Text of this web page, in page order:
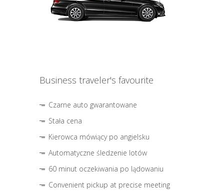
Business traveler's favourite
Czarne auto gwarantowane
Stała cena
Kierowca mówiący po angielsku
Automatyczne śledzenie lotów
60 minut oczekiwania po lądowaniu
Convenient pickup at precise meeting